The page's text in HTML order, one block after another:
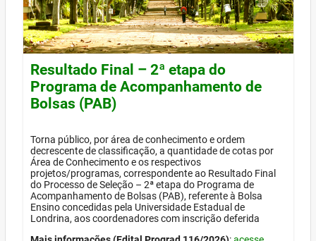
Resultado Final – 2ª etapa do
Programa de Acompanhamento de
Bolsas (PAB)
Torna público, por área de conhecimento e ordem
decrescente de classificação, a quantidade de cotas por
Área de Conhecimento e os respectivos
projetos/programas, correspondente ao Resultado Final
do Processo de Seleção – 2ª etapa do Programa de
Acompanhamento de Bolsas (PAB), referente à Bolsa
Ensino concedidas pela Universidade Estadual de
Londrina, aos coordenadores com inscrição deferida